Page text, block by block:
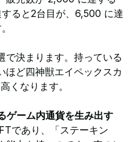
ると2台目が、6,500 に達
で決まります。持っている
ほど四神獣エイペックスカ
くなります。
ゲーム内通貨を生み出す
であり、「ステーキン